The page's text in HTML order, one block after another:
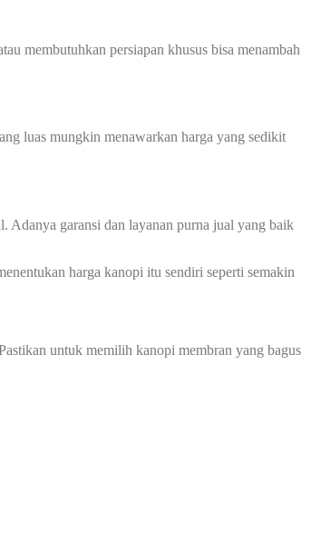
membutuhkan persiapan khusus bisa menambah
luas mungkin menawarkan harga yang sedikit
Adanya garansi dan layanan purna jual yang baik
harga kanopi itu sendiri seperti semakin
untuk memilih kanopi membran yang bagus